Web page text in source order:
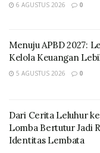
Ia juga mengajak
dalam semangat
Kabupaten
“Kepada teman-
dalam semangat
yang kita cintai ini,”
Lebih lanjut, Kanis
6 AGUSTUS 2026 0
Menuju APBD 2027:
Kelola Keuangan
5 AGUSTUS 2026 0
Dari Cerita Leluhur
Lomba Bertutur Jadi
Identitas Lembata